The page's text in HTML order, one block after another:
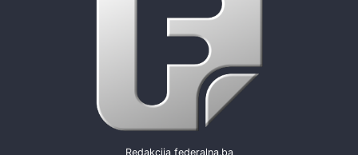
Redakcija federalna.ba